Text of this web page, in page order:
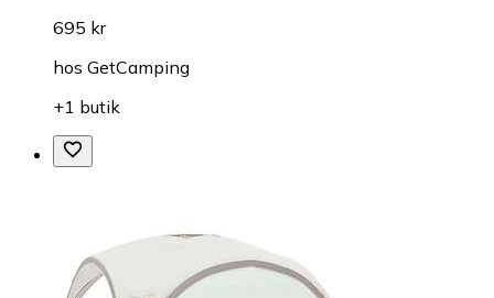
695 kr
hos GetCamping
+1 butik